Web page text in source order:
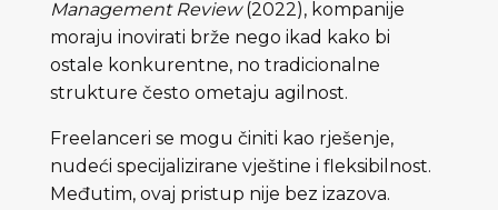
Management Review(2022), kompanije
moraju inovirati brže nego ikad kako bi
ostale konkurentne, no tradicionalne
strukture često ometaju agilnost.
Freelanceri se mogu činiti kao rješenje,
nudeći specijalizirane vještine i fleksibilnost.
Međutim, ovaj pristup nije bez izazova.